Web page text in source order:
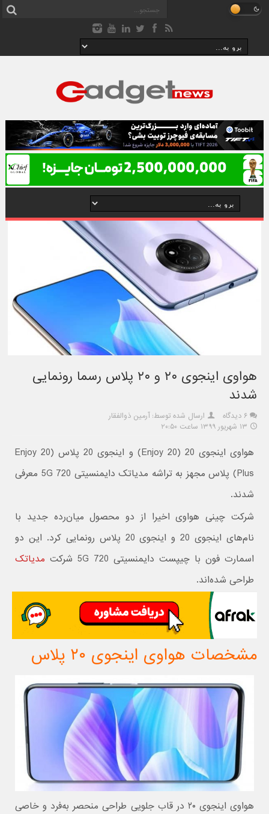
هواوی اینجوی ۲۰ و ۲۰ پلاس رسما رونمایی
شدند
۶ دیدگاه
ارسال شده توسط: آرمین ذوالفقار
۱۳ شهریور ۱۳۹۹ ساعت ۲۰:۵۰
هواوی اینجوی 20 (Enjoy 20) و اینجوی 20 پلاس (Enjoy 20
Plus) پلاس مجهز به تراشه مدیاتک دایمنسیتی 720 5G معرفی
شدند.
شرکت چینی هواوی اخیرا از دو محصول میان‌رده جدید با
نام‌های اینجوی 20 و اینجوی 20 پلاس رونمایی کرد. این دو
اسمارت فون با چیپست دایمنسیتی 720 5G شرکت
مدیاتک
طراحی شده‌اند.
مشخصات هواوی اینجوی ۲۰ پلاس
هواوی اینجوی ۲۰ در قاب جلویی طراحی منحصر به‌فرد و خاصی